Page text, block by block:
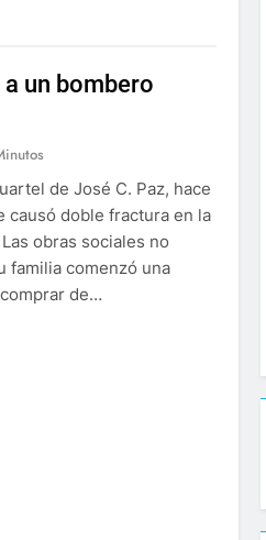
un bombero
de José C. Paz, hace
causó doble fractura en la
obras sociales no
familia comenzó una
de…